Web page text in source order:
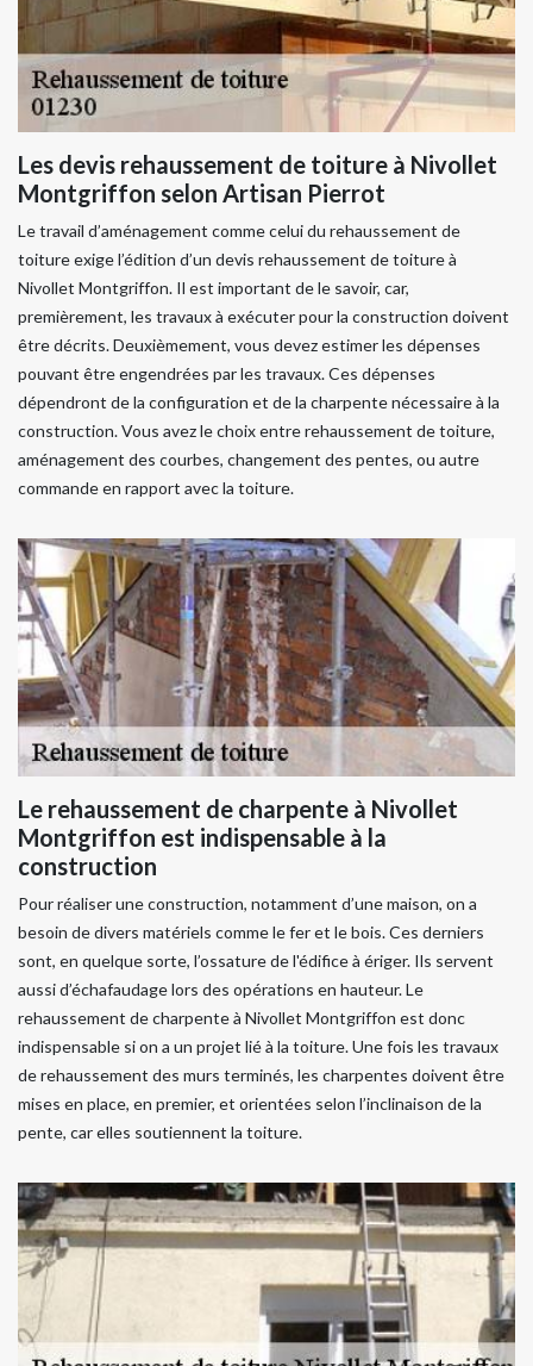
Les devis rehaussement de toiture à Nivollet
Montgriffon selon Artisan Pierrot
Le travail d’aménagement comme celui du rehaussement de
toiture exige l’édition d’un devis rehaussement de toiture à
Nivollet Montgriffon. Il est important de le savoir, car,
premièrement, les travaux à exécuter pour la construction doivent
être décrits. Deuxièmement, vous devez estimer les dépenses
pouvant être engendrées par les travaux. Ces dépenses
dépendront de la configuration et de la charpente nécessaire à la
construction. Vous avez le choix entre rehaussement de toiture,
aménagement des courbes, changement des pentes, ou autre
commande en rapport avec la toiture.
Le rehaussement de charpente à Nivollet
Montgriffon est indispensable à la
construction
Pour réaliser une construction, notamment d’une maison, on a
besoin de divers matériels comme le fer et le bois. Ces derniers
sont, en quelque sorte, l’ossature de l'édifice à ériger. Ils servent
aussi d’échafaudage lors des opérations en hauteur. Le
rehaussement de charpente à Nivollet Montgriffon est donc
indispensable si on a un projet lié à la toiture. Une fois les travaux
de rehaussement des murs terminés, les charpentes doivent être
mises en place, en premier, et orientées selon l’inclinaison de la
pente, car elles soutiennent la toiture.